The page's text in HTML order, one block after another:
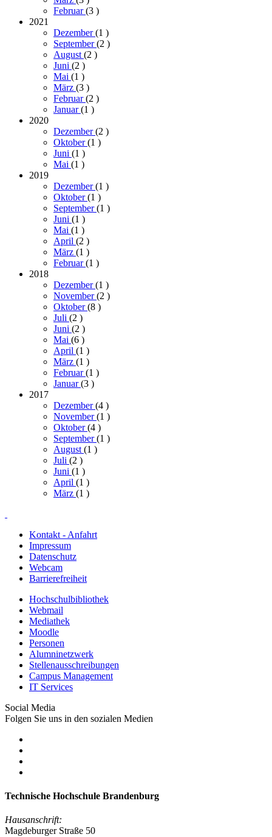
Februar(3 )
2021
Dezember(1 )
September(2 )
August (2 )
Juni (2 )
Mai (1 )
März (3 )
Februar(2 )
Januar(1 )
2020
Dezember(2 )
Oktober(1 )
Juni (1 )
Mai (1 )
2019
Dezember(1 )
Oktober(1 )
September(1 )
Juni (1 )
Mai (1 )
April (2 )
März (1 )
Februar(1 )
2018
Dezember(1 )
November(2 )
Oktober(8 )
Juli (2 )
Juni (2 )
Mai (6 )
April (1 )
März (1 )
Februar(1 )
Januar(3 )
2017
Dezember(4 )
November(1 )
Oktober(4 )
September(1 )
August (1 )
Juli (2 )
Juni (1 )
April (1 )
März (1 )
Kontakt - Anfahrt
Impressum
Datenschutz
Webcam
Barrierefreiheit
Hochschulbibliothek
Webmail
Mediathek
Moodle
Personen
Alumninetzwerk
Stellenausschreibungen
Campus Management
IT Services
Social Media
Folgen Sie uns in den sozialen Medien
Technische Hochschule Brandenburg
Hausanschrift:
Magdeburger Straße 50